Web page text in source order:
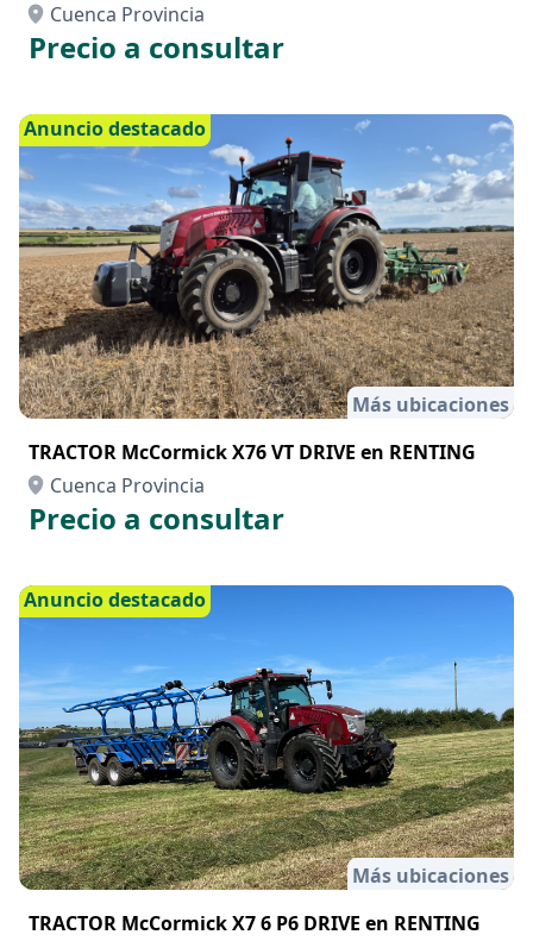
Cuenca Provincia
Precio a consultar
Anuncio destacado
Más ubicaciones
TRACTOR McCormick X76 VT DRIVE en RENTING
Cuenca Provincia
Precio a consultar
Anuncio destacado
Más ubicaciones
TRACTOR McCormick X7 6 P6 DRIVE en RENTING